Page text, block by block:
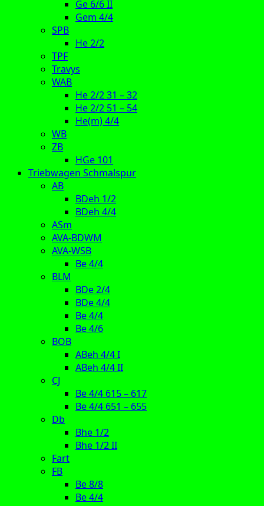
Ge 6/6 II
Gem 4/4
SPB
He 2/2
TPF
Travys
WAB
He 2/2 31 – 32
He 2/2 51 – 54
He(m) 4/4
WB
ZB
HGe 101
Triebwagen Schmalspur
AB
BDeh 1/2
BDeh 4/4
ASm
AVA-BDWM
AVA-WSB
Be 4/4
BLM
BDe 2/4
BDe 4/4
Be 4/4
Be 4/6
BOB
ABeh 4/4 I
ABeh 4/4 II
CJ
Be 4/4 615 – 617
Be 4/4 651 – 655
Db
Bhe 1/2
Bhe 1/2 II
Fart
FB
Be 8/8
Be 4/4